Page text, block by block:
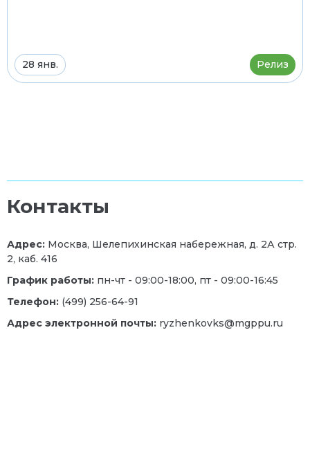
28 янв. Релиз
Контакты
Адрес: Москва, Шелепихинская набережная, д. 2А стр.
2, каб. 416
График работы: пн-чт - 09:00-18:00, пт - 09:00-16:45
Телефон: (499) 256-64-91
Адрес электронной почты: ryzhenkovks@mgppu.ru